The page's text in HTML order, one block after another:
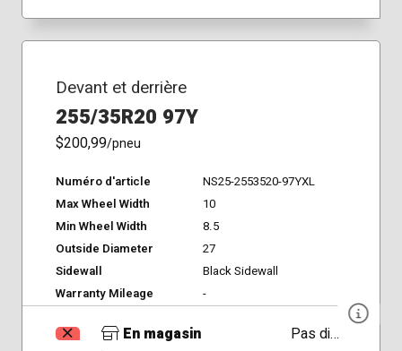
Devant et derrière
255/35R20 97Y
$200,99/pneu
Numéro d'article
NS25-2553520-97YXL
Max Wheel Width
10
Min Wheel Width
8.5
Outside Diameter
27
Sidewall
Black Sidewall
Warranty Mileage
-
En magasin
Pas disponible